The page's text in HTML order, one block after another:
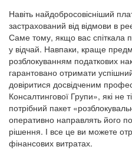
Навіть найдобросовісніший
застрахований від відмови в
Саме тому, якщо вас спіткала
у відчай. Навпаки, краще
розблокуванням податкових
гарантовано отримати
довіритися досвідченим
Консалтингової Групи», які
потрібний пакет
оперативно направлять його
рішення. І все це ви можете
фінансових витратах.